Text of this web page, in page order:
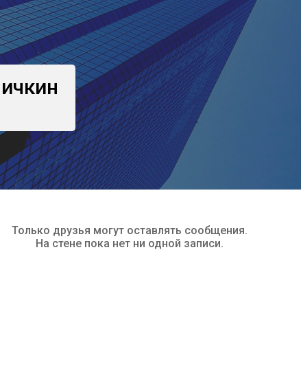
Только друзья могут оставлять сообщения.
На стене пока нет ни одной записи.